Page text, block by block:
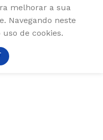
melhorar a sua
Navegando neste
de cookies.